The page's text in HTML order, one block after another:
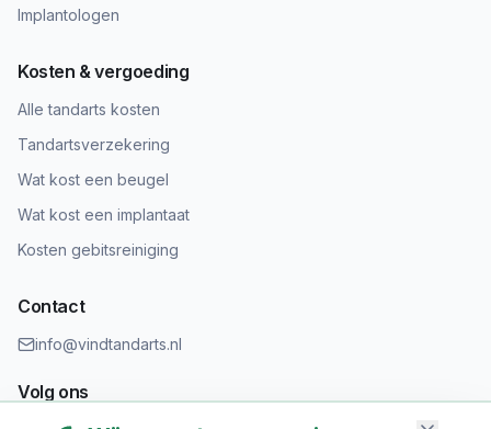
Implantologen
Kosten & vergoeding
Alle tandarts kosten
Tandartsverzekering
Wat kost een beugel
Wat kost een implantaat
Kosten gebitsreiniging
Contact
info@vindtandarts.nl
Volg ons